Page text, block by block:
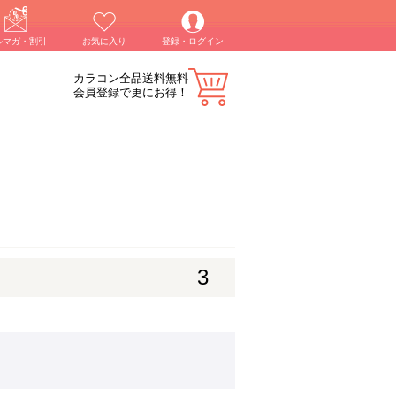
マガ・割引 お気に入り 登録・ログイン
カラコン全品送料無料
会員登録で更にお得！
3